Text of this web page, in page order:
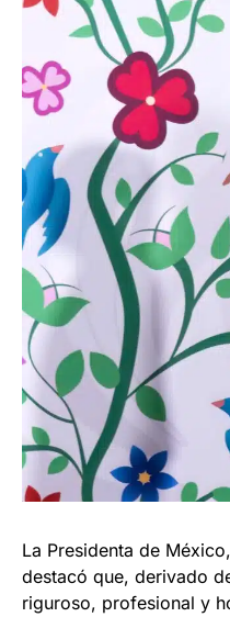
La Presidenta de
destacó que, derivado
riguroso, profesional y